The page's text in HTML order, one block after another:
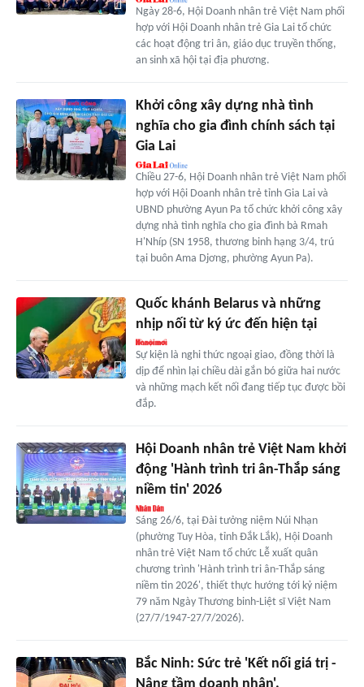
Ngày 28-6, Hội Doanh nhân trẻ Việt Nam phối
hợp với Hội Doanh nhân trẻ Gia Lai tổ chức
các hoạt động tri ân, giáo dục truyền thống,
an sinh xã hội tại địa phương.
Khởi công xây dựng nhà tình
nghĩa cho gia đình chính sách tại
Gia Lai
Chiều 27-6, Hội Doanh nhân trẻ Việt Nam phối
hợp với Hội Doanh nhân trẻ tỉnh Gia Lai và
UBND phường Ayun Pa tổ chức khởi công xây
dựng nhà tình nghĩa cho gia đình bà Rmah
H'Nhíp (SN 1958, thương binh hạng 3/4, trú
tại buôn Ama Djơng, phường Ayun Pa).
Quốc khánh Belarus và những
nhịp nối từ ký ức đến hiện tại
Sự kiện là nghi thức ngoại giao, đồng thời là
dịp để nhìn lại chiều dài gắn bó giữa hai nước
và những mạch kết nối đang tiếp tục được bồi
đắp.
Hội Doanh nhân trẻ Việt Nam khởi
động 'Hành trình tri ân-Thắp sáng
niềm tin' 2026
Sáng 26/6, tại Đài tưởng niệm Núi Nhạn
(phường Tuy Hòa, tỉnh Đắk Lắk), Hội Doanh
nhân trẻ Việt Nam tổ chức Lễ xuất quân
chương trình 'Hành trình tri ân-Thắp sáng
niềm tin 2026', thiết thực hướng tới kỷ niệm
79 năm Ngày Thương binh-Liệt sĩ Việt Nam
(27/7/1947-27/7/2026).
Bắc Ninh: Sức trẻ 'Kết nối giá trị -
Nâng tầm doanh nhân'.